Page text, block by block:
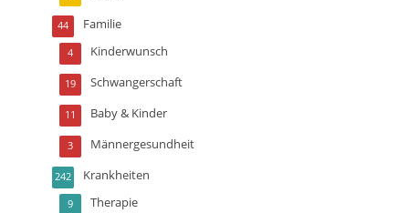
Familie
44
Kinderwunsch
4
Schwangerschaft
19
Baby & Kinder
11
Männergesundheit
3
Krankheiten
242
Therapie
9